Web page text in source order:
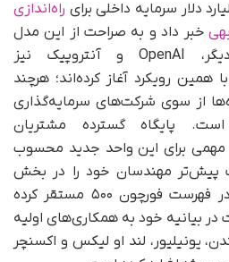
دلار سرمایه داخلی برای راه‌اندازی
خبر داد و به‌ صراحت از این مدل
پیروی کرد. از سوی دیگر، OpenAI و آنتروپیک نیز
همین رویکرد آغاز کرده‌اند؛ هرچند
از سوی شرکت‌های سرمایه‌گذاری
پایگاه گسترده مشتریان
مهمی برای این واحد جدید محسوب
پیش‌تر مهندسان خود را در بخش
بزرگی از شرکت‌های حاضر در فهرست فورچون ۵۰۰ مستقر کرده
بیانیه خود به همکاری‌های اولیه
یونیلیور، لند او لیکس و اکسنچر